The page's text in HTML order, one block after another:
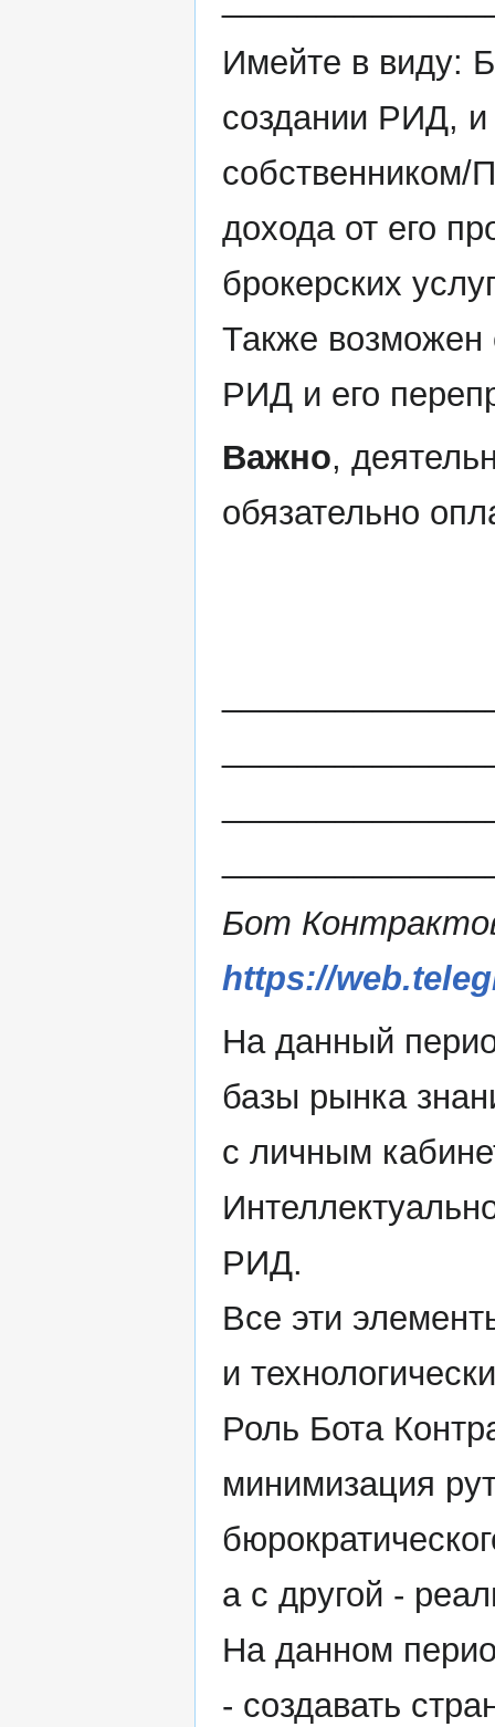
Имейте в виду:
создании РИД, и
собственником/
дохода от его
брокерских
Также возможен
РИД и его
Важно,
обязательно
Бот
https://
На данный
базы рынка
с личным
РИД.
Все эти
и
Роль Бота
минимизация
а с другой -
На данном
- создавать